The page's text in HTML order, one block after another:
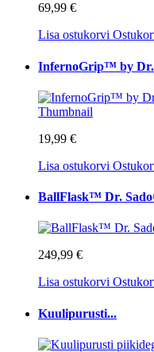
69,99 €
Lisa ostukorvi
InfernoGrip™ by
19,99 €
Lisa ostukorvi
BallFlask™ Dr.
249,99 €
Lisa ostukorvi
Kuulipurusti...